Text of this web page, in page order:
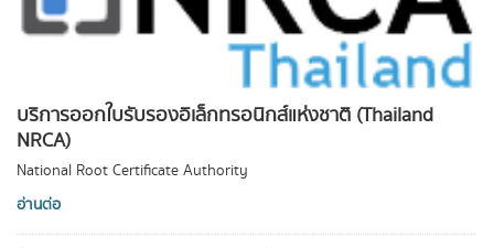
บริการออกใบรับรองอิเล็กทรอนิกส์แห่งชาติ (Thailand
NRCA)
National Root Certificate Authority
อ่านต่อ